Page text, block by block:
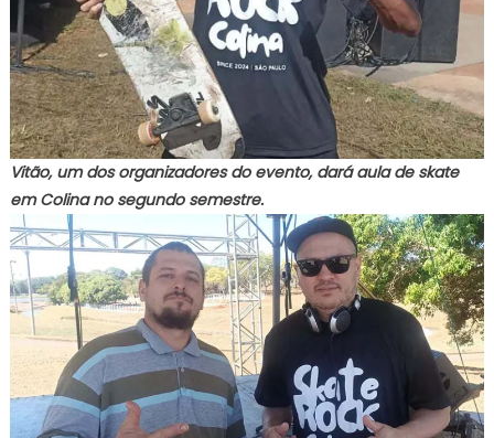
Vitão, um dos organizadores do evento, dará aula de skate
em Colina no segundo semestre.